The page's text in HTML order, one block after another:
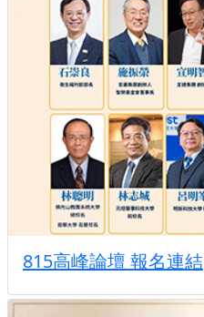
815高峰論壇 報名連結